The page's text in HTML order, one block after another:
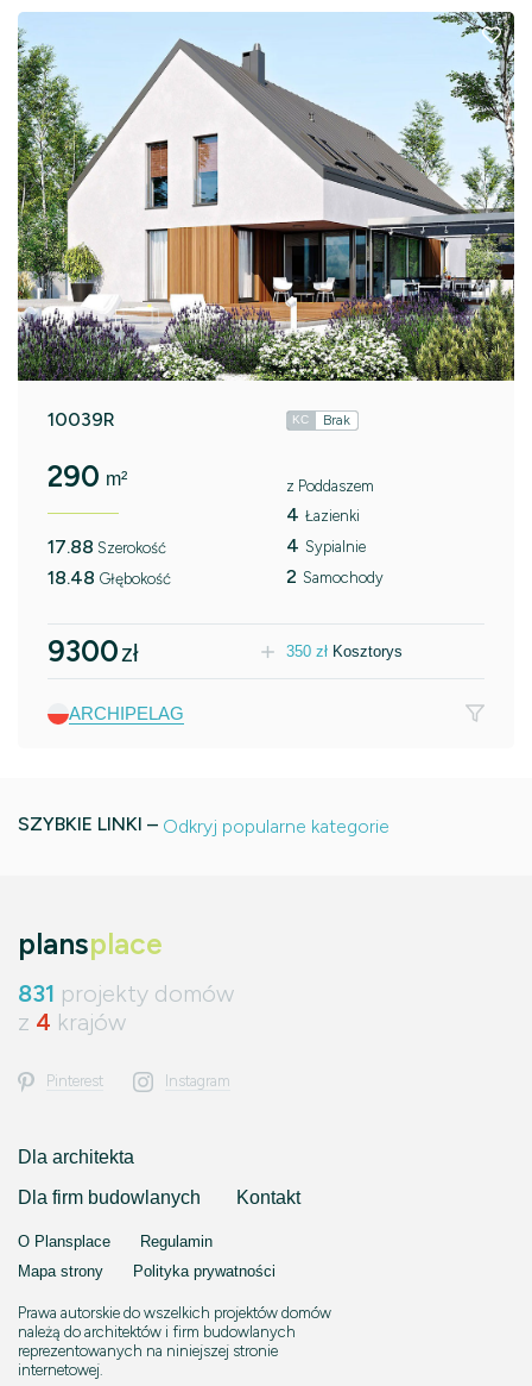
10039R KC Brak
290 m²
17.88 Szerokość
18.48 Głębokość
z Poddaszem
4 Łazienki
4 Sypialnie
2 Samochody
9300zł 350 zł Kosztorys
ARCHIPELAG
SZYBKIE LINKI – Odkryj popularne kategorie
plansplace
831 projekty domów
z 4 krajów
Pinterest Instagram
Dla architekta
Dla firm budowlanych
Kontakt
O Plansplace
Regulamin
Mapa strony
Polityka prywatności
Prawa autorskie do wszelkich projektów domów
należą do architektów i firm budowlanych
reprezentowanych na niniejszej stronie
internetowej.